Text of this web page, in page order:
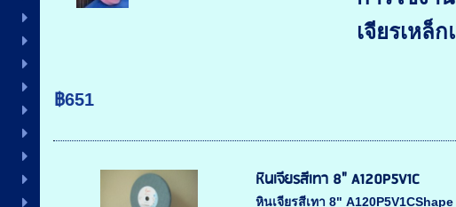
เจียรเหล็
฿651
หินเจียรสีเทา 8" A120P5V1C
หินเจียรสีเทา 8"